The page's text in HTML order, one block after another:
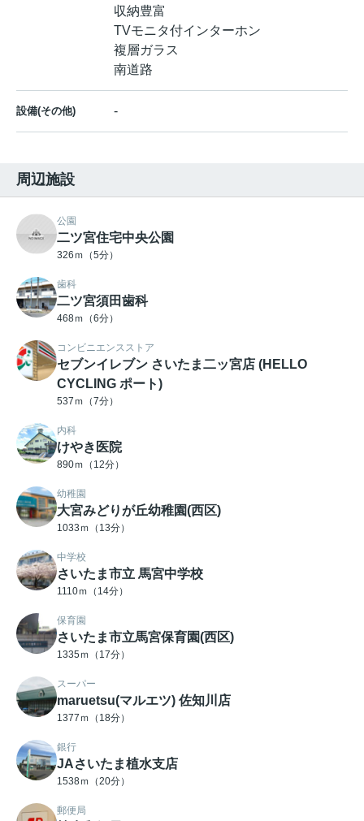
収納豊富
TVモニタ付インターホン
複層ガラス
南道路
設備(その他) -
周辺施設
公園
二ツ宮住宅中央公園
326ｍ（5分）
歯科
二ツ宮須田歯科
468ｍ（6分）
コンビニエンスストア
セブンイレブン さいたま二ッ宮店 (HELLO
CYCLING ポート)
537ｍ（7分）
内科
けやき医院
890ｍ（12分）
幼稚園
大宮みどりが丘幼稚園(西区)
1033ｍ（13分）
中学校
さいたま市立 馬宮中学校
1110ｍ（14分）
保育園
さいたま市立馬宮保育園(西区)
1335ｍ（17分）
スーパー
maruetsu(マルエツ) 佐知川店
1377ｍ（18分）
銀行
JAさいたま植水支店
1538ｍ（20分）
郵便局